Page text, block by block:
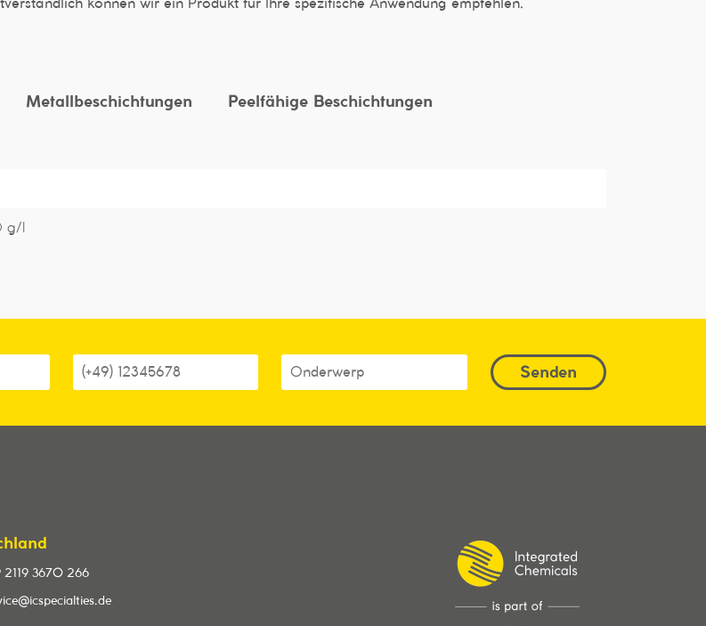
können wir ein Produkt für Ihre spezifische Anwendung empfehlen.
Metallbeschichtungen Peelfähige Beschichtungen
g/l
2119 3670 266